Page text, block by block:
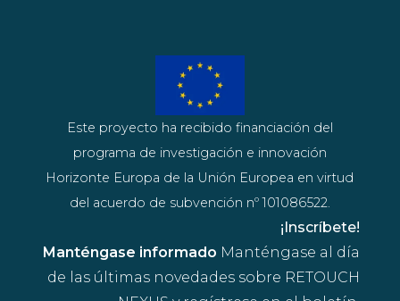
Manténgase informado Manténgase al día
de las últimas novedades sobre RETOUCH
¡Inscríbete!
Este proyecto ha recibido financiación del
programa de investigación e innovación
Horizonte Europa de la Unión Europea en virtud
del acuerdo de subvención nº 101086522.